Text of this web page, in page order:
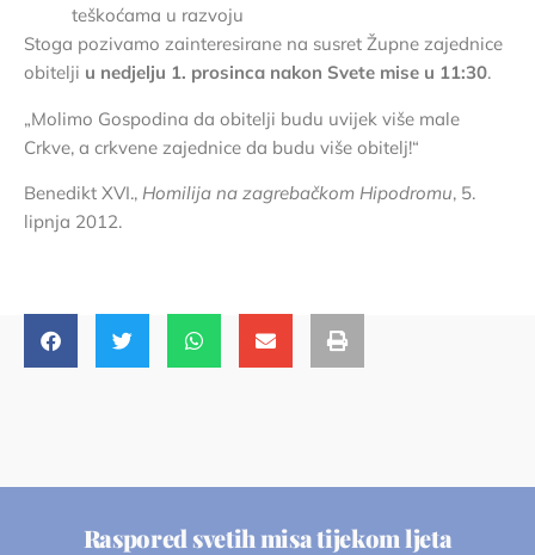
teškoćama u razvoju
Stoga pozivamo zainteresirane na susret Župne zajednice
obitelji u nedjelju 1. prosinca nakon Svete mise u 11:30.
„Molimo Gospodina da obitelji budu uvijek više male
Crkve, a crkvene zajednice da budu više obitelj!“
Benedikt XVI., Homilija na zagrebačkom Hipodromu, 5.
lipnja 2012.
Raspored svetih misa tijekom ljeta